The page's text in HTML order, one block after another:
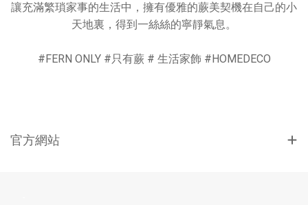
讓充滿繁瑣家事的生活中，擁有優雅的蕨美契機在自己的小
天地裏，得到一絲絲的寧靜氣息。
#FERN ONLY #只有蕨 # 生活家飾 #HOMEDECO
官方網站